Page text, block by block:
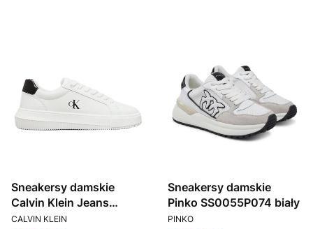
Sneakersy damskie
Calvin Klein Jeans
YW0YW01769 biały
PRODUCENT
CALVIN KLEIN
Sneakersy damskie
Pinko SS0055P074 biały
PRODUCENT
PINKO